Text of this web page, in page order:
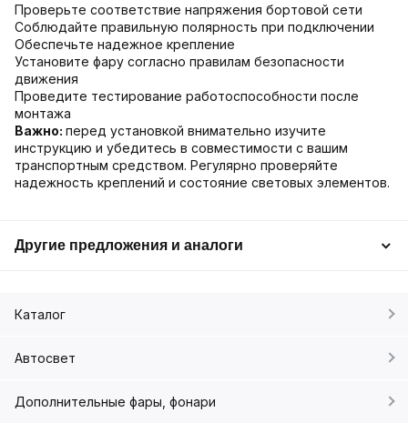
Проверьте соответствие напряжения бортовой сети
Соблюдайте правильную полярность при подключении
Обеспечьте надежное крепление
Установите фару согласно правилам безопасности
движения
Проведите тестирование работоспособности после
монтажа
Важно: перед установкой внимательно изучите
инструкцию и убедитесь в совместимости с вашим
транспортным средством. Регулярно проверяйте
надежность креплений и состояние световых элементов.
Другие предложения и аналоги
Каталог
Автосвет
Дополнительные фары, фонари